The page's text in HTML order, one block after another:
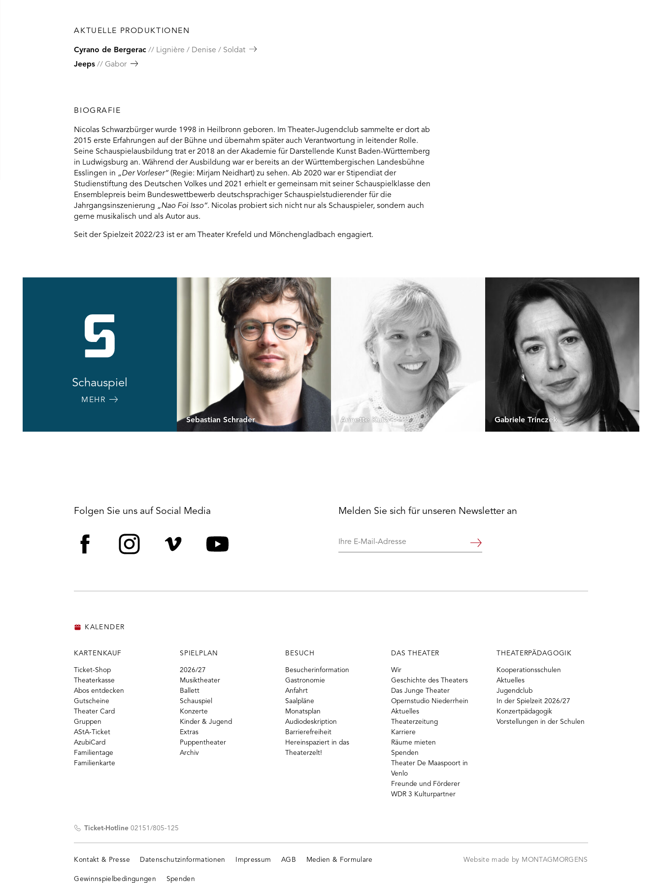
AKTUELLE PRODUKTIONEN
Cyrano de Bergerac
Lignière / Denise / Soldat
Jeeps
Gabor
BIOGRAFIE
Nicolas Schwarzbürger wurde 1998 in Heilbronn geboren. Im Theater-Jugendclub sammelte er dort ab
2015 erste Erfahrungen auf der Bühne und übernahm später auch Verantwortung in leitender Rolle.
Seine Schauspielausbildung trat er 2018 an der Akademie für Darstellende Kunst Baden-Württemberg
in Ludwigsburg an. Während der Ausbildung war er bereits an der Württembergischen Landesbühne
Esslingen in „Der Vorleser“ (Regie: Mirjam Neidhart) zu sehen. Ab 2020 war er Stipendiat der
Studienstiftung des Deutschen Volkes und 2021 erhielt er gemeinsam mit seiner Schauspielklasse den
Ensemblepreis beim Bundeswettbewerb deutschsprachiger Schauspielstudierender für die
Jahrgangsinszenierung „Nao Foi Isso“. Nicolas probiert sich nicht nur als Schauspieler, sondern auch
gerne musikalisch und als Autor aus.
Seit der Spielzeit 2022/23 ist er am Theater Krefeld und Mönchengladbach engagiert.
Schauspiel
MEHR
Sebastian Schrader Annette Kurz Gabriele Trinczek
Folgen Sie uns auf Social Media Melden Sie sich für unseren Newsletter an
Ihre
Weiter
KALENDER
KARTENKAUF
Ticket-Shop
Theaterkasse
Abos entdecken
Gutscheine
Theater Card
Gruppen
AStA-Ticket
AzubiCard
Familientage
Familienkarte
SPIELPLAN
2026/27
Musiktheater
Ballett
Schauspiel
Konzerte
Kinder & Jugend
Extras
Puppentheater
Archiv
BESUCH
Besucherinformation
Gastronomie
Anfahrt
Saalpläne
Monatsplan
Audiodeskription
Barrierefreiheit
Hereinspaziert in das
Theaterzelt!
DAS THEATER
Wir
Geschichte des Theaters
Das Junge Theater
Opernstudio Niederrhein
Aktuelles
Theaterzeitung
Karriere
Räume mieten
Spenden
Theater De Maaspoort in
Venlo
Freunde und Förderer
WDR 3 Kulturpartner
THEATERPÄDAGOGIK
Kooperationsschulen
Aktuelles
Jugendclub
In der Spielzeit 2026/27
Konzertpädagogik
Vorstellungen in der Schulen
Ticket-Hotline02151/805-125
Kontakt & Presse Datenschutzinformationen Impressum AGB Medien & Formulare
Gewinnspielbedingungen Spenden
Website made by MONTAGMORGENS